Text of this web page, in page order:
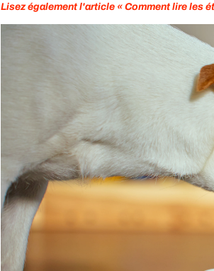
Lisez également l'article « Comment lire les